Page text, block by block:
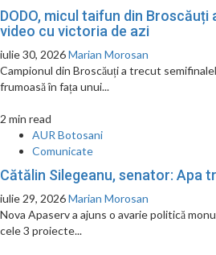
DODO, micul taifun din Broscăuți
video cu victoria de azi
iulie 30, 2026Marian Morosan
Campionul din Broscăuți a trecut
frumoasă în fața unui...
2 min read
AUR Botosani
Comunicate
Cătălin Silegeanu, senator: Apa
iulie 29, 2026Marian Morosan
Nova Apaserv a ajuns o avarie politică
cele 3 proiecte...